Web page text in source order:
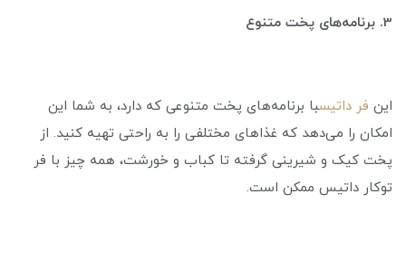
3. برنامه‌های پخت متنوع
این فر داتیسبا برنامه‌های پخت متنوعی که دارد، به شما این
امکان را می‌دهد که غذاهای مختلفی را به راحتی تهیه کنید. از
پخت کیک و شیرینی گرفته تا کباب و خورشت، همه چیز با فر
توکار داتیس ممکن است.